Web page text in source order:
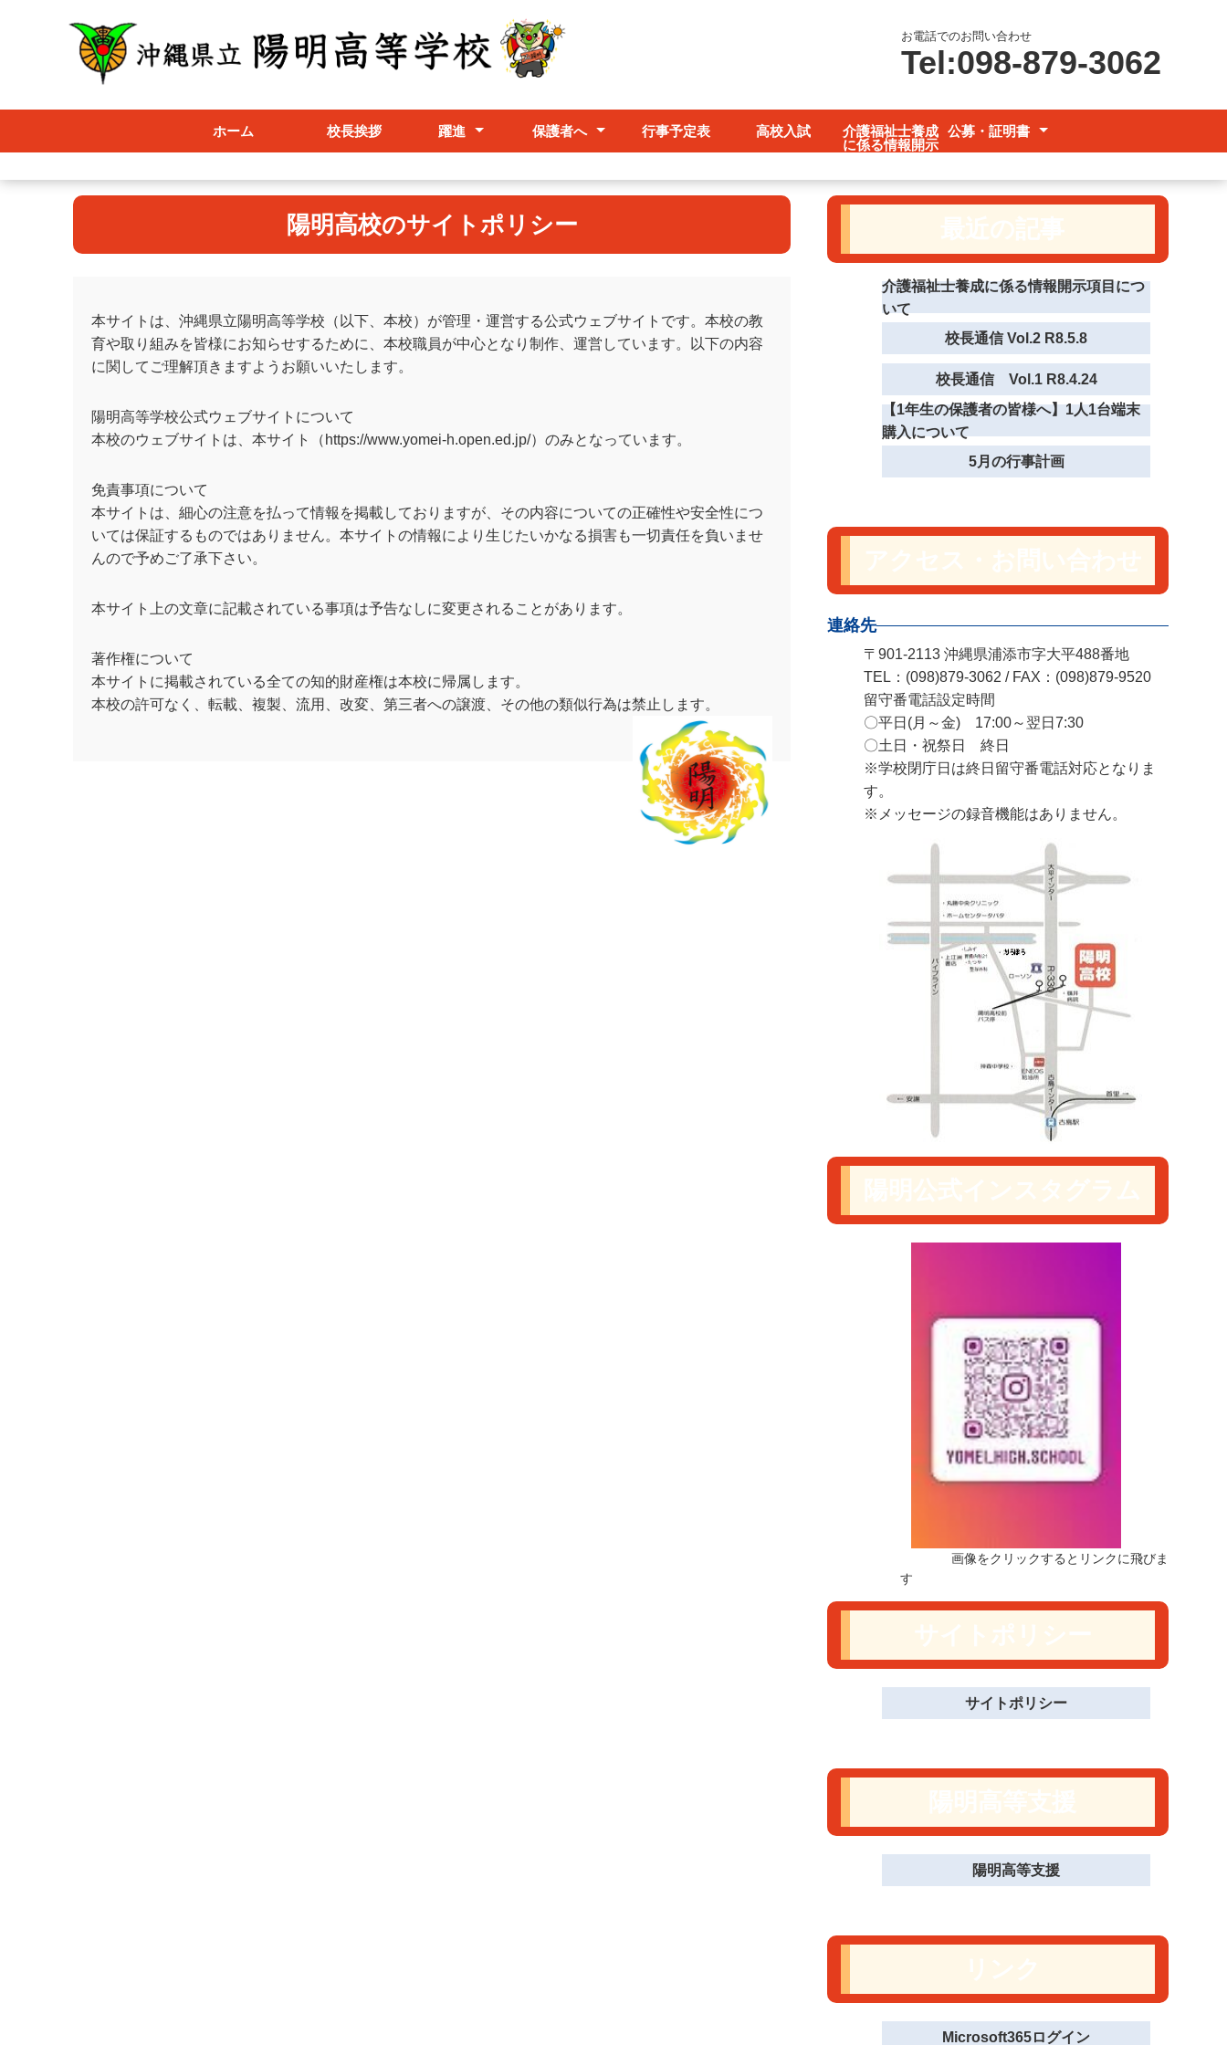
お電話でのお問い合わせ
Tel:098-879-3062
ホーム 校長挨拶 躍進 保護者へ
対応
行事予定表 高校入試
介護福祉士養成
に係る情報開示
公募・証明書
陽明高校のサイトポリシー
本サイトは、沖縄県立陽明高等学校（以下、本校）が管理・運営する公式ウェブサイトです。本校の教
育や取り組みを皆様にお知らせするために、本校職員が中心となり制作、運営しています。以下の内容
に関してご理解頂きますようお願いいたします。
陽明高等学校公式ウェブサイトについて
本校のウェブサイトは、本サイト（https://www.yomei-h.open.ed.jp/）のみとなっています。
免責事項について
本サイトは、細心の注意を払って情報を掲載しておりますが、その内容についての正確性や安全性につ
いては保証するものではありません。本サイトの情報により生じたいかなる損害も一切責任を負いませ
んので予めご了承下さい。
本サイト上の文章に記載されている事項は予告なしに変更されることがあります。
著作権について
本サイトに掲載されている全ての知的財産権は本校に帰属します。
本校の許可なく、転載、複製、流用、改変、第三者への譲渡、その他の類似行為は禁止します。
介護福祉士養成に係る情報開示項目につ
いて
校長通信 Vol.2 R8.5.8
校長通信 Vol.1 R8.4.24
【1年生の保護者の皆様へ】1人1台端末
購入について
5月の行事計画
連絡先
〒901-2113 沖縄県浦添市字大平488番地
TEL：(098)879-3062 / FAX：(098)879-9520
留守番電話設定時間
〇平日(月～金) 17:00～翌日7:30
〇土日・祝祭日 終日
※学校閉庁日は終日留守番電話対応となりま
す。
※メッセージの録音機能はありません。
画像をクリックするとリンクに飛びま
す
サイトポリシー
陽明高等支援
Microsoft365ログイン